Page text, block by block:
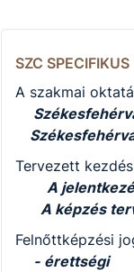
SZC
A szakmai
Tervezett
A
A képzés
Felnőttképzési
- érettségi